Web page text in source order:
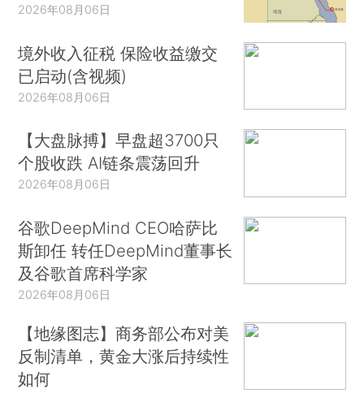
2026年08月06日
境外收入征税 保险收益缴交
已启动(含视频)
2026年08月06日
【大盘脉搏】早盘超3700只
个股收跌 AI链条震荡回升
2026年08月06日
谷歌DeepMind CEO哈萨比
斯卸任 转任DeepMind董事长
及谷歌首席科学家
2026年08月06日
【地缘图志】商务部公布对美
反制清单，黄金大涨后持续性
如何